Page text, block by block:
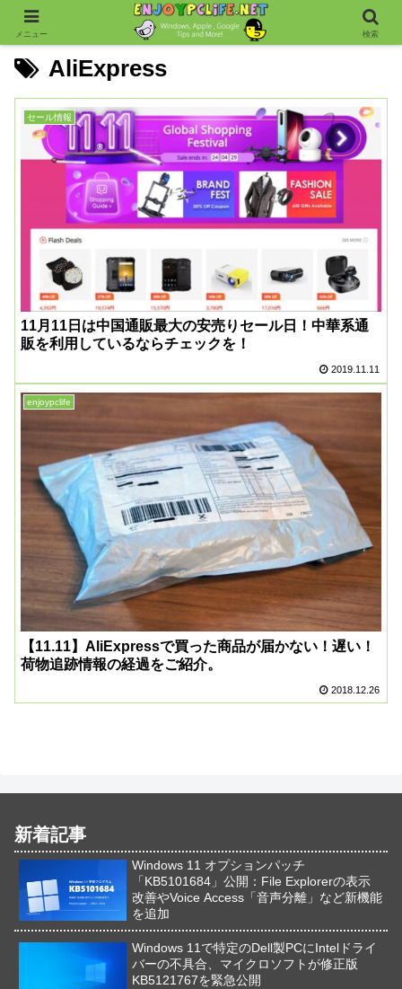
AliExpress
セール情報
11月11日は中国通販最大の安売りセール日！中華系通
販を利用しているならチェックを！
2019.11.11
enjoypclife
【11.11】AliExpressで買った商品が届かない！遅い！
荷物追跡情報の経過をご紹介。
2018.12.26
新着記事
Windows 11 オプションパッチ
「KB5101684」公開：File Explorerの表示
改善やVoice Access「音声分離」など新機能
を追加
Windows 11で特定のDell製PCにIntelドライ
バーの不具合、マイクロソフトが修正版
KB5121767を緊急公開
メニュー 検索